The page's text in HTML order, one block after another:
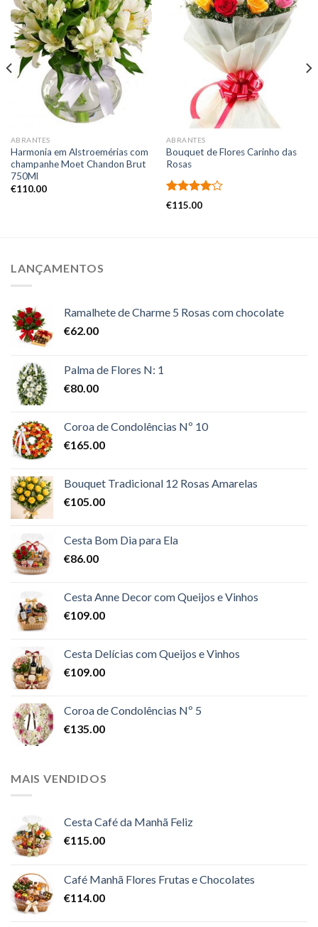
ABRANTES
Harmonia em Alstroemérias com
champanhe Moet Chandon Brut
750Ml
€110.00
ABRANTES
Bouquet de Flores Carinho das
Rosas
Avaliação
€115.00
LANÇAMENTOS
Ramalhete de Charme 5 Rosas com chocolate
€62.00
Palma de Flores N: 1
€80.00
Coroa de Condolências Nº 10
€165.00
Bouquet Tradicional 12 Rosas Amarelas
€105.00
Cesta Bom Dia para Ela
€86.00
Cesta Anne Decor com Queijos e Vinhos
€109.00
Cesta Delícias com Queijos e Vinhos
€109.00
Coroa de Condolências Nº 5
€135.00
MAIS VENDIDOS
Cesta Café da Manhã Feliz
€115.00
Café Manhã Flores Frutas e Chocolates
€114.00